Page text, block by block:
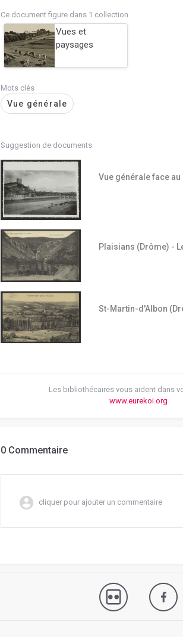
Ce document figure dans 1 collection
Vues et
paysages
Mots clés
Vue générale
Suggestion de documents
Vue générale face au
Plaisians (Drôme) -
St-Martin-d'Albon
Les bibliothécaires vous aident dans
www.eurekoi.org
0 Commentaire
cliquer pour ajouter un commentaire